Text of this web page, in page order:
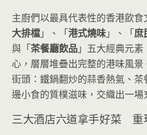
主廚們以最具代表性的香港飲
大排檔」、「港式燒味」、「庶
與「茶餐廳飲品」五大經典元
心，層層堆疊出完整的港味風
街頭：鐵鍋翻炒的蒜香熱氣、
邊小食的質樸滋味，交織出一場
三大酒店六道拿手好菜 重